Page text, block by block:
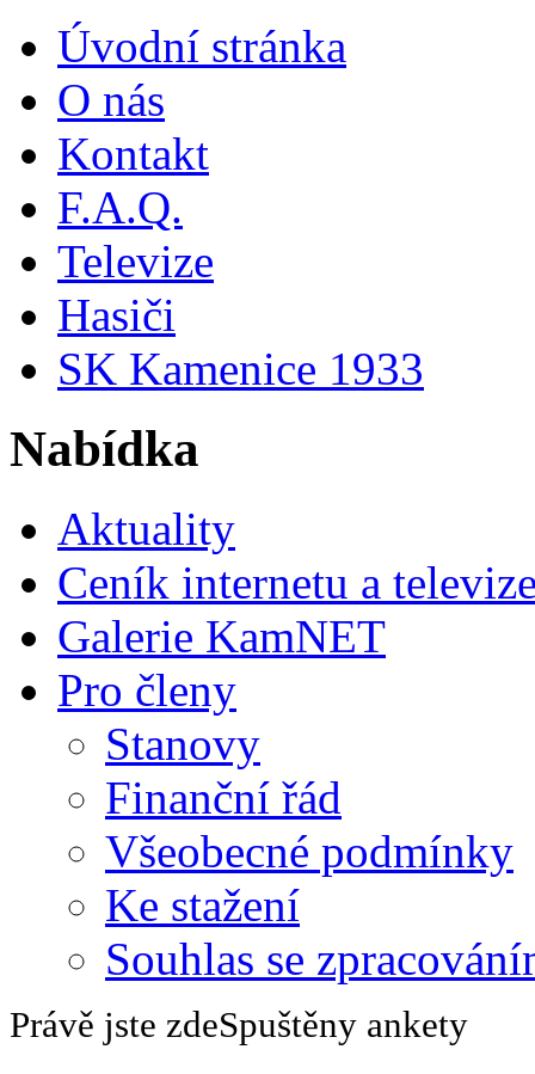
Úvodní stránka
O nás
Kontakt
F.A.Q.
Televize
Hasiči
SK Kamenice 1933
Nabídka
Aktuality
Ceník internetu a
Galerie KamNET
Pro členy
Stanovy
Finanční řád
Všeobecné podmínky
Ke stažení
Souhlas se
Právě jste zdeSpuštěny ankety